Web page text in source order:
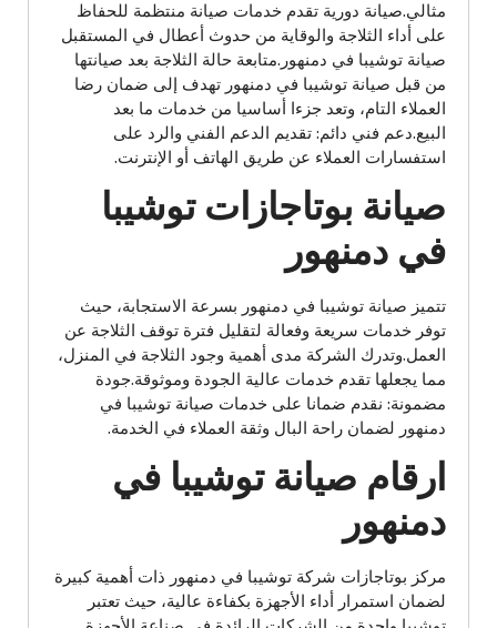
مثالي.صيانة دورية تقدم خدمات صيانة منتظمة للحفاظ
على أداء الثلاجة والوقاية من حدوث أعطال في المستقبل
صيانة توشيبا في دمنهور.متابعة حالة الثلاجة بعد صيانتها
من قبل صيانة توشيبا في دمنهور تهدف إلى ضمان رضا
العملاء التام، وتعد جزءا أساسيا من خدمات ما بعد
البيع.دعم فني دائم: تقديم الدعم الفني والرد على
استفسارات العملاء عن طريق الهاتف أو الإنترنت.
صيانة بوتاجازات توشيبا
في دمنهور
تتميز صيانة توشيبا في دمنهور بسرعة الاستجابة، حيث
توفر خدمات سريعة وفعالة لتقليل فترة توقف الثلاجة عن
العمل.وتدرك الشركة مدى أهمية وجود الثلاجة في المنزل،
مما يجعلها تقدم خدمات عالية الجودة وموثوقة.جودة
مضمونة: نقدم ضمانا على خدمات صيانة توشيبا في
دمنهور لضمان راحة البال وثقة العملاء في الخدمة.
ارقام صيانة توشيبا في
دمنهور
مركز بوتاجازات شركة توشيبا في دمنهور ذات أهمية كبيرة
لضمان استمرار أداء الأجهزة بكفاءة عالية، حيث تعتبر